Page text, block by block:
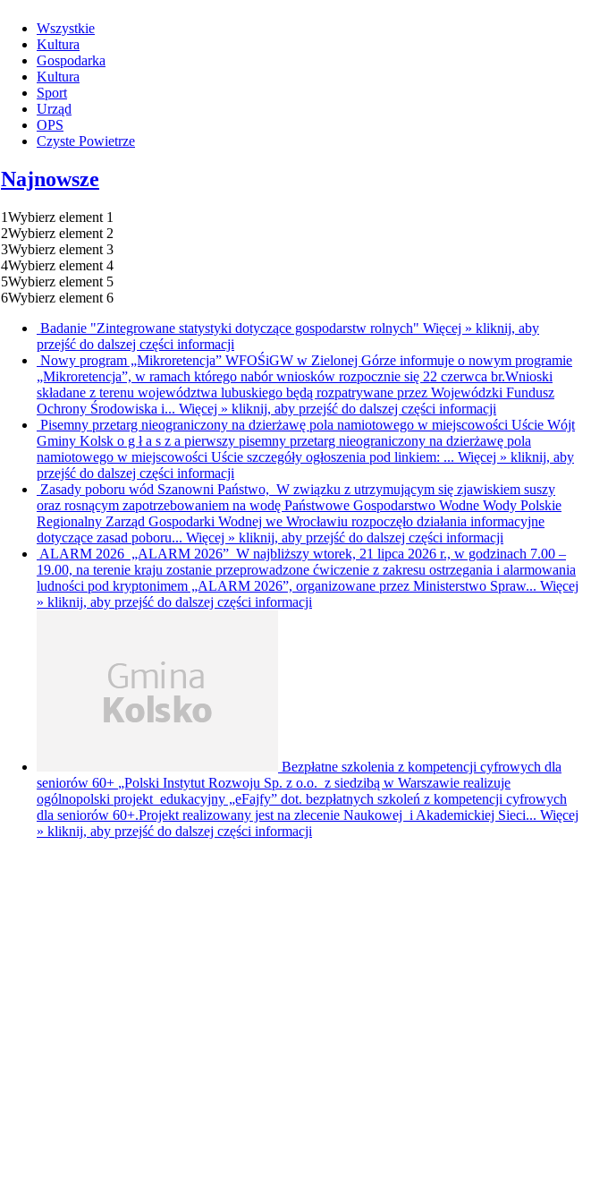
Wszystkie
Kultura
Gospodarka
Kultura
Sport
Urząd
OPS
Czyste Powietrze
Najnowsze
1Wybierz element 1
2Wybierz element 2
3Wybierz element 3
4Wybierz element 4
5Wybierz element 5
6Wybierz element 6
Badanie "Zintegrowane statystyki dotyczące gospodarstw rolnych" Więcej » kliknij, aby
przejść do dalszej części informacji
Nowy program „Mikroretencja” WFOŚiGW w Zielonej Górze informuje o nowym programie
„Mikroretencja”, w ramach którego nabór wniosków rozpocznie się 22 czerwca br.Wnioski
składane z terenu województwa lubuskiego będą rozpatrywane przez Wojewódzki Fundusz
Ochrony Środowiska i... Więcej » kliknij, aby przejść do dalszej części informacji
Pisemny przetarg nieograniczony na dzierżawę pola namiotowego w miejscowości Uście Wójt
Gminy Kolsk o g ł a s z a pierwszy pisemny przetarg nieograniczony na dzierżawę pola
namiotowego w miejscowości Uście szczegóły ogłoszenia pod linkiem: ... Więcej » kliknij, aby
przejść do dalszej części informacji
Zasady poboru wód Szanowni Państwo, W związku z utrzymującym się zjawiskiem suszy
oraz rosnącym zapotrzebowaniem na wodę Państwowe Gospodarstwo Wodne Wody Polskie
Regionalny Zarząd Gospodarki Wodnej we Wrocławiu rozpoczęło działania informacyjne
dotyczące zasad poboru... Więcej » kliknij, aby przejść do dalszej części informacji
ALARM 2026 „ALARM 2026” W najbliższy wtorek, 21 lipca 2026 r., w godzinach 7.00 –
19.00, na terenie kraju zostanie przeprowadzone ćwiczenie z zakresu ostrzegania i alarmowania
ludności pod kryptonimem „ALARM 2026”, organizowane przez Ministerstwo Spraw... Więcej
» kliknij, aby przejść do dalszej części informacji
Bezpłatne szkolenia z kompetencji cyfrowych dla
seniorów 60+ „Polski Instytut Rozwoju Sp. z o.o. z siedzibą w Warszawie realizuje
ogólnopolski projekt edukacyjny „eFajfy” dot. bezpłatnych szkoleń z kompetencji cyfrowych
dla seniorów 60+.Projekt realizowany jest na zlecenie Naukowej i Akademickiej Sieci... Więcej
» kliknij, aby przejść do dalszej części informacji